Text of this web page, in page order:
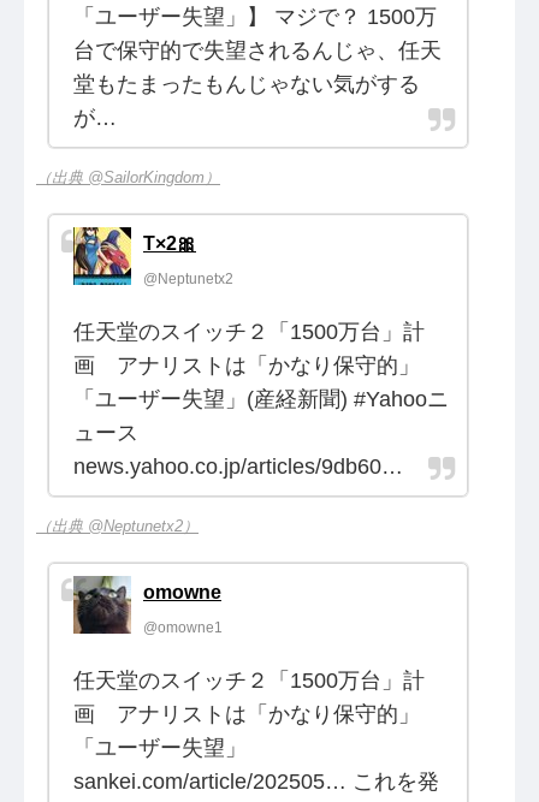
「ユーザー失望」】 マジで？ 1500万
台で保守的で失望されるんじゃ、任天
堂もたまったもんじゃない気がする
が…
（出典 @SailorKingdom）
T×2🎀
@Neptunetx2
任天堂のスイッチ２「1500万台」計
画 アナリストは「かなり保守的」
「ユーザー失望」(産経新聞) #Yahooニ
ュース
news.yahoo.co.jp/articles/9db60…
（出典 @Neptunetx2）
omowne
@omowne1
任天堂のスイッチ２「1500万台」計
画 アナリストは「かなり保守的」
「ユーザー失望」
sankei.com/article/202505… これを発